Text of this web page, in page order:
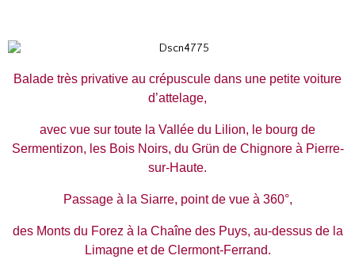
Balade très privative au crépuscule dans une petite voiture
d’attelage,
avec vue sur toute la Vallée du Lilion, le bourg de
Sermentizon, les Bois Noirs, du Grün de Chignore à Pierre-
sur-Haute.
Passage à la Siarre, point de vue à 360°,
des Monts du Forez à la Chaîne des Puys, au-dessus de la
Limagne et de Clermont-Ferrand.